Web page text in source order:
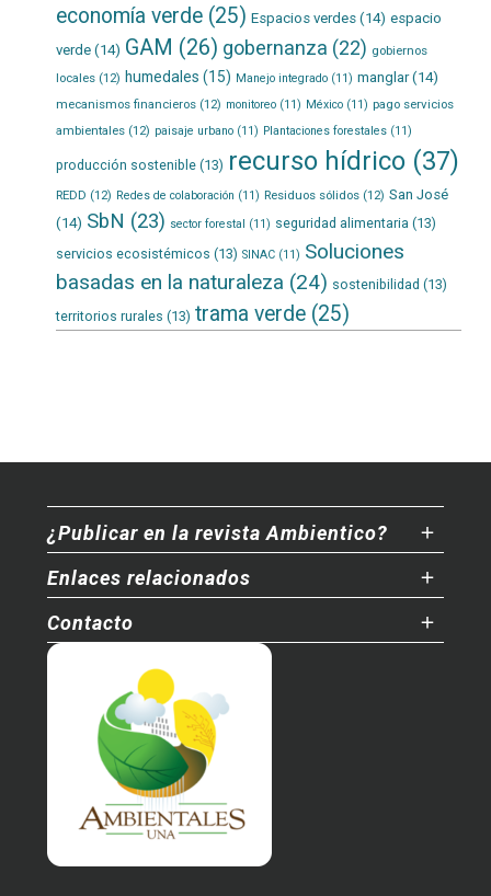
economía verde(25) Espacios verdes(14) espacio
verde(14) GAM (26) gobernanza (22) gobiernos
locales(12) humedales (15) Manejo integrado(11) manglar(14)
mecanismos financieros(12) monitoreo(11) México(11) pago servicios
ambientales(12) paisaje urbano(11) Plantaciones forestales(11)
producción sostenible(13) recurso hídrico(37)
REDD (12) Redes de colaboración (11) Residuos sólidos(12) San José
(14) SbN (23) sector forestal (11) seguridad alimentaria (13)
servicios ecosistémicos (13) SINAC(11) Soluciones
basadas en la naturaleza (24) sostenibilidad (13)
territorios rurales (13) trama verde(25)
¿Publicar en la revista Ambientico?
Enlaces relacionados
Contacto